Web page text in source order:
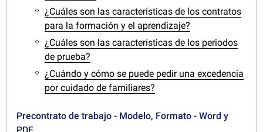
¿Cuáles son las características de los contratos
para la formación y el aprendizaje?
¿Cuáles son las características de los periodos
de prueba?
¿Cuándo y cómo se puede pedir una excedencia
por cuidado de familiares?
Precontrato de trabajo - Modelo, Formato - Word y
PDF